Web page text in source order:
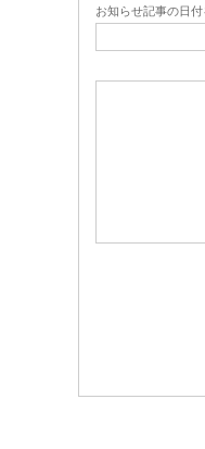
お知らせ記事の日